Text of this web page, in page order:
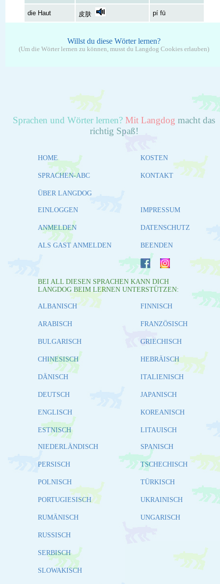
die Haut 皮肤 pí fū
Willst du diese Wörter lernen?
(Um die Wörter lernen zu können, musst du Langdog Cookies erlauben)
Sprachen und Wörter lernen? Mit Langdog macht das
richtig Spaß!
HOME
SPRACHEN-ABC
ÜBER LANGDOG
KOSTEN
KONTAKT
EINLOGGEN
ANMELDEN
ALS GAST ANMELDEN
IMPRESSUM
DATENSCHUTZ
BEENDEN
BEI ALL DIESEN SPRACHEN KANN DICH
LANGDOG BEIM LERNEN UNTERSTÜTZEN:
ALBANISCH
ARABISCH
BULGARISCH
CHINESISCH
DÄNISCH
DEUTSCH
ENGLISCH
ESTNISCH
FINNISCH
FRANZÖSISCH
GRIECHISCH
HEBRÄISCH
ITALIENISCH
JAPANISCH
KOREANISCH
LITAUISCH
NIEDERLÄNDISCH
PERSISCH
POLNISCH
PORTUGIESISCH
RUMÄNISCH
RUSSISCH
SERBISCH
SLOWAKISCH
SPANISCH
TSCHECHISCH
TÜRKISCH
UKRAINISCH
UNGARISCH